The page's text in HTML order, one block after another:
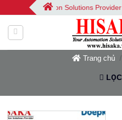
qua
nội
dung
| Your Automation Solutions Provider
Trang chủ /
LỌC